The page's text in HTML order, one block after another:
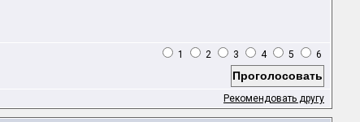
1 2 3 4 5 6
Рекомендовать другу